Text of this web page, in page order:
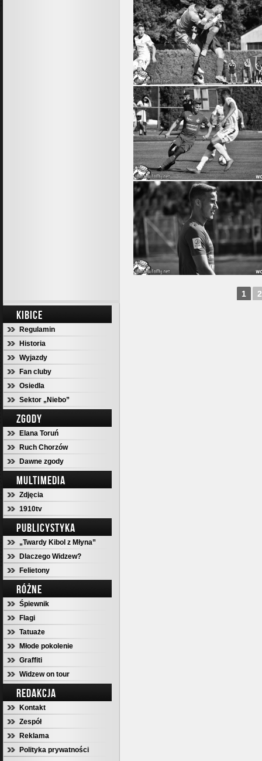
KIBICE
Regulamin
Historia
Wyjazdy
Fan cluby
Osiedla
Sektor „Niebo”
ZGODY
Elana Toruń
Ruch Chorzów
Dawne zgody
MULTIMEDIA
Zdjęcia
1910tv
PUBLICYSTYKA
„Twardy Kibol z Młyna”
Dlaczego Widzew?
Felietony
RÓŻNE
Śpiewnik
Flagi
Tatuaże
Młode pokolenie
Graffiti
Widzew on tour
REDAKCJA
Kontakt
Zespół
Reklama
Polityka prywatności
1 2